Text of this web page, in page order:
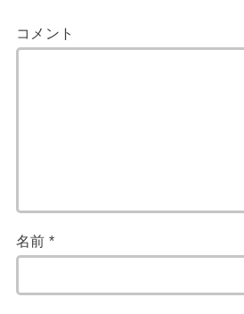
コメント
名前*